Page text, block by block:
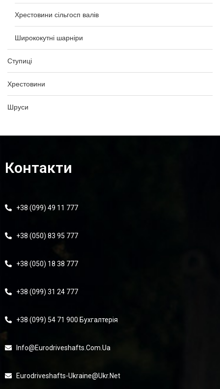
Хрестовини сільгосп валів
Ширококутні шарніри
Ступиці
Хрестовини
Шруси
Контакти
+38 (099) 49 11 777
+38 (050) 83 95 777
+38 (050) 18 38 777
+38 (099) 31 24 777
+38 (099) 54 71 900 Бухгалтерія
Info@eurodriveshafts.com.ua
Eurodriveshafts-Ukraine@ukr.net